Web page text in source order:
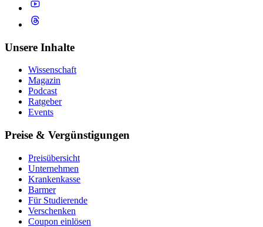
Unsere Inhalte
Wissenschaft
Magazin
Podcast
Ratgeber
Events
Preise & Vergünstigungen
Preisübersicht
Unternehmen
Krankenkasse
Barmer
Für Studierende
Ver­schen­ken
Coupon einlösen